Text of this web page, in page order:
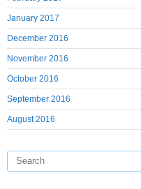
January 2017
December 2016
November 2016
October 2016
September 2016
August 2016